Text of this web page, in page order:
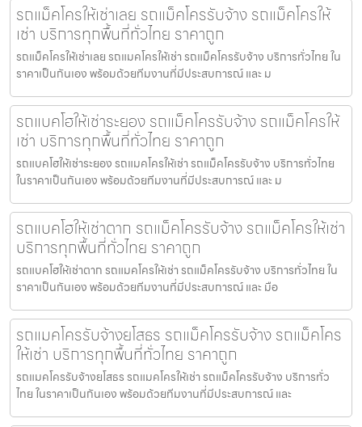
รถแม็คโครให้เช่าเลย รถแม็คโครรับจ้าง รถแม็คโครให้
เช่า บริการทุกพื้นที่ทั่วไทย ราคาถูก
รถแม็คโครให้เช่าเลย รถแมคโครให้เช่า รถแม็คโครรับจ้าง บริการทั่วไทย ใน
ราคาเป็นกันเอง พร้อมด้วยทีมงานที่มีประสบการณ์ และ ม
รถแบคโฮให้เช่าระยอง รถแม็คโครรับจ้าง รถแม็คโครให้
เช่า บริการทุกพื้นที่ทั่วไทย ราคาถูก
รถแบคโฮให้เช่าระยอง รถแมคโครให้เช่า รถแม็คโครรับจ้าง บริการทั่วไทย
ในราคาเป็นกันเอง พร้อมด้วยทีมงานที่มีประสบการณ์ และ ม
รถแบคโฮให้เช่าตาก รถแม็คโครรับจ้าง รถแม็คโครให้เช่า
บริการทุกพื้นที่ทั่วไทย ราคาถูก
รถแบคโฮให้เช่าตาก รถแมคโครให้เช่า รถแม็คโครรับจ้าง บริการทั่วไทย ใน
ราคาเป็นกันเอง พร้อมด้วยทีมงานที่มีประสบการณ์ และ มือ
รถแมคโครรับจ้างยโสธร รถแม็คโครรับจ้าง รถแม็คโคร
ให้เช่า บริการทุกพื้นที่ทั่วไทย ราคาถูก
รถแมคโครรับจ้างยโสธร รถแมคโครให้เช่า รถแม็คโครรับจ้าง บริการทั่ว
ไทย ในราคาเป็นกันเอง พร้อมด้วยทีมงานที่มีประสบการณ์ และ